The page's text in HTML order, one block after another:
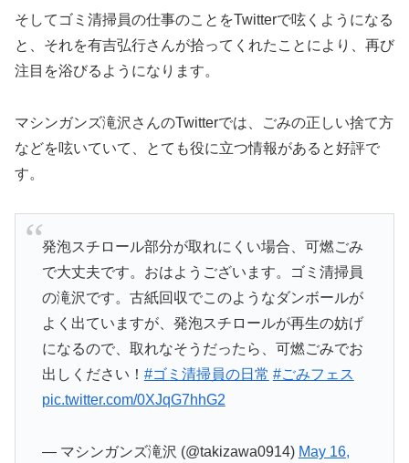
そしてゴミ清掃員の仕事のことをTwitterで呟くようになる
と、それを有吉弘行さんが拾ってくれたことにより、再び
注目を浴びるようになります。
マシンガンズ滝沢さんのTwitterでは、ごみの正しい捨て方
などを呟いていて、とても役に立つ情報があると好評で
す。
発泡スチロール部分が取れにくい場合、可燃ごみ
で大丈夫です。おはようございます。ゴミ清掃員
の滝沢です。古紙回収でこのようなダンボールが
よく出ていますが、発泡スチロールが再生の妨げ
になるので、取れなそうだったら、可燃ごみでお
出しください！ #ゴミ清掃員の日常 #ごみフェス
pic.twitter.com/0XJqG7hhG2
— マシンガンズ滝沢 (@takizawa0914) May 16,